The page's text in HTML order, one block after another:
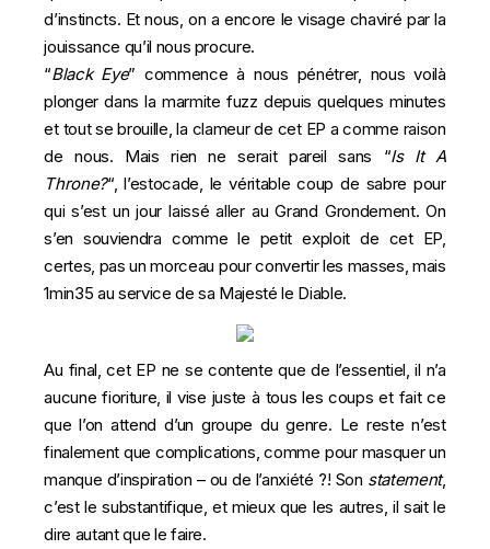
d’instincts. Et nous, on a encore le visage chaviré par la
jouissance qu’il nous procure.
“Black Eye” commence à nous pénétrer, nous voilà
plonger dans la marmite fuzz depuis quelques minutes
et tout se brouille, la clameur de cet EP a comme raison
de nous. Mais rien ne serait pareil sans “Is It A
Throne?“, l’estocade, le véritable coup de sabre pour
qui s’est un jour laissé aller au Grand Grondement. On
s’en souviendra comme le petit exploit de cet EP,
certes, pas un morceau pour convertir les masses, mais
1min35 au service de sa Majesté le Diable.
Au final, cet EP ne se contente que de l’essentiel, il n’a
aucune fioriture, il vise juste à tous les coups et fait ce
que l’on attend d’un groupe du genre. Le reste n’est
finalement que complications, comme pour masquer un
manque d’inspiration – ou de l’anxiété ?! Son statement,
c’est le substantifique, et mieux que les autres, il sait le
dire autant que le faire.